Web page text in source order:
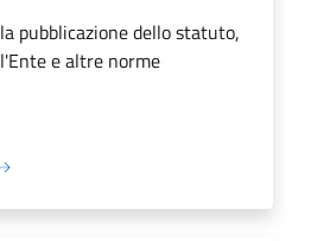
pubblicazione dello statuto,
e altre norme